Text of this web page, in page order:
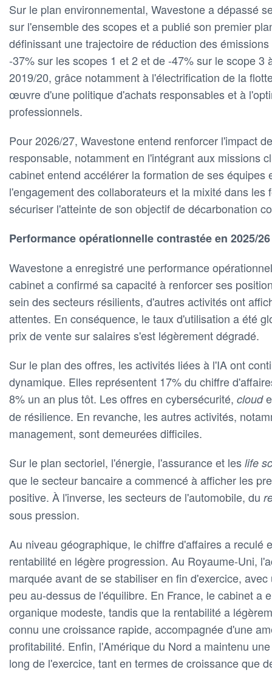
Sur le plan environnemental, Wavestone a dépassé
sur l'ensemble des scopes et a publié son premier
définissant une trajectoire de réduction des émissions
-37% sur les scopes 1 et 2 et de -47% sur le scope 3
2019/20, grâce notamment à l'électrification de la
œuvre d'une politique d'achats responsables et à
professionnels.
Pour 2026/27, Wavestone entend renforcer l'impact
responsable, notamment en l'intégrant aux missions
cabinet entend accélérer la formation de ses équipes
l'engagement des collaborateurs et la mixité dans les
sécuriser l'atteinte de son objectif de décarbonation
Performance opérationnelle contrastée en 2025/26
Wavestone a enregistré une performance
cabinet a confirmé sa capacité à renforcer ses
sein des secteurs résilients, d'autres activités ont
attentes. En conséquence, le taux d'utilisation a été
prix de vente sur salaires s'est légèrement dégradé.
Sur le plan des offres, les activités liées à l'IA ont
dynamique. Elles représentent 17% du chiffre
8% un an plus tôt. Les offres en cybersécurité, cloud
de résilience. En revanche, les autres activités,
management, sont demeurées difficiles.
Sur le plan sectoriel, l'énergie, l'assurance et les life
que le secteur bancaire a commencé à afficher les
positive. À l'inverse, les secteurs de l'automobile, du
sous pression.
Au niveau géographique, le chiffre d'affaires a reculé
rentabilité en légère progression. Au Royaume-Uni,
marquée avant de se stabiliser en fin d'exercice,
peu au-dessus de l'équilibre. En France, le cabinet a
organique modeste, tandis que la rentabilité a
connu une croissance rapide, accompagnée d'une
profitabilité. Enfin, l'Amérique du Nord a maintenu
long de l'exercice, tant en termes de croissance que